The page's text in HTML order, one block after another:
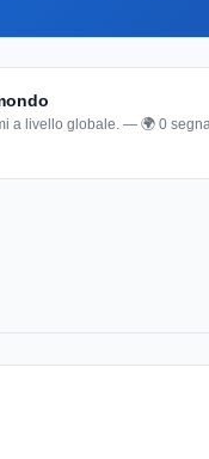
a livello globale. — 🌍 0